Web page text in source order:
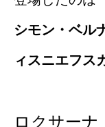
シモン・ベル
ィスニエフス
ロクサーナ